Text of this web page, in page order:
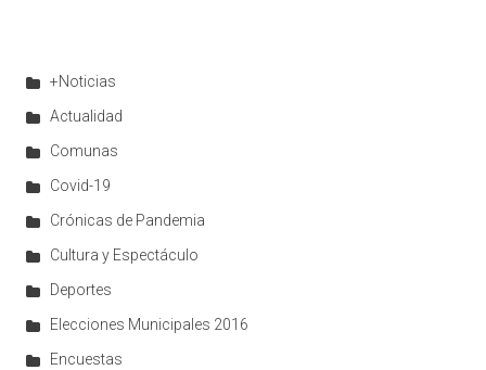
+Noticias
Actualidad
Comunas
Covid-19
Crónicas de Pandemia
Cultura y Espectáculo
Deportes
Elecciones Municipales 2016
Encuestas